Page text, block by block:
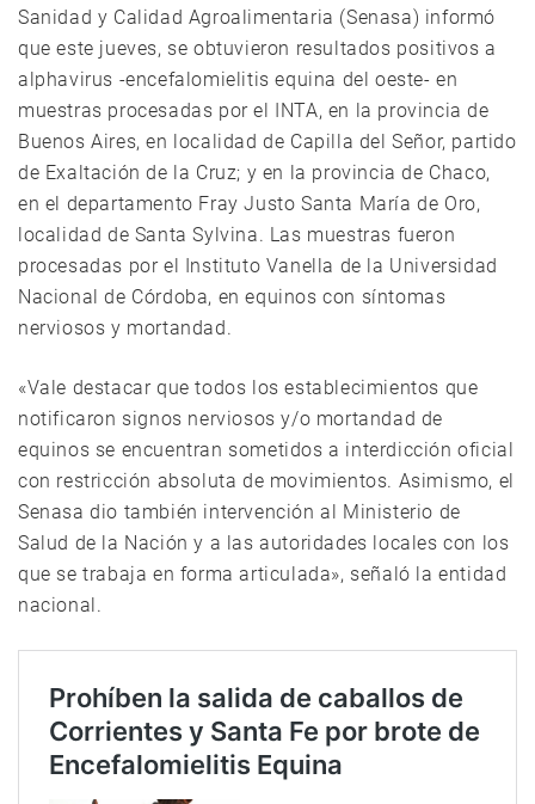
Sanidad y Calidad Agroalimentaria (Senasa) informó
que este jueves, se obtuvieron resultados positivos a
alphavirus -encefalomielitis equina del oeste- en
muestras procesadas por el INTA, en la provincia de
Buenos Aires, en localidad de Capilla del Señor, partido
de Exaltación de la Cruz; y en la provincia de Chaco,
en el departamento Fray Justo Santa María de Oro,
localidad de Santa Sylvina. Las muestras fueron
procesadas por el Instituto Vanella de la Universidad
Nacional de Córdoba, en equinos con síntomas
nerviosos y mortandad.
«Vale destacar que todos los establecimientos que
notificaron signos nerviosos y/o mortandad de
equinos se encuentran sometidos a interdicción oficial
con restricción absoluta de movimientos. Asimismo, el
Senasa dio también intervención al Ministerio de
Salud de la Nación y a las autoridades locales con los
que se trabaja en forma articulada», señaló la entidad
nacional.